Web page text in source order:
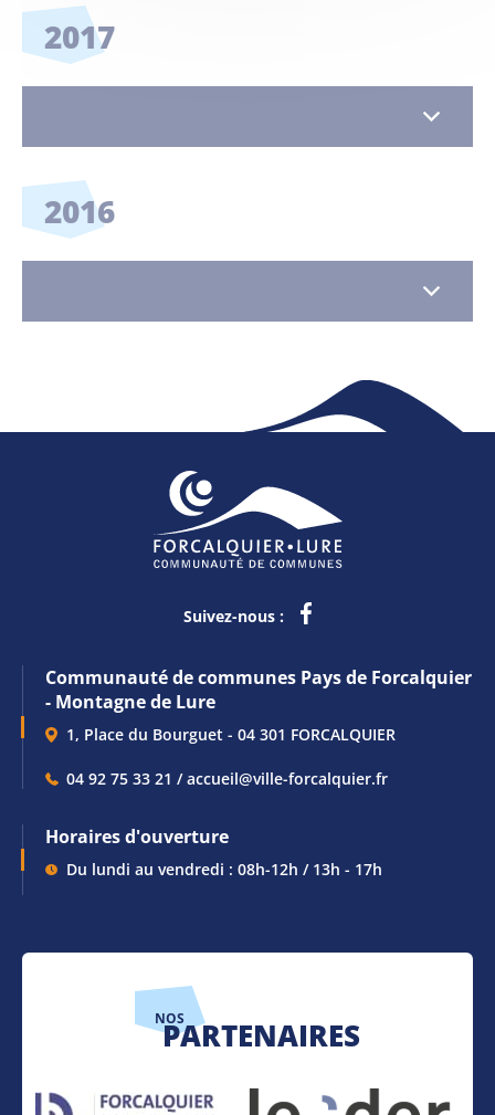
2017
2016
Suivez-nous :
Communauté de communes Pays de Forcalquier
- Montagne de Lure
1, Place du Bourguet - 04 301 FORCALQUIER
04 92 75 33 21 / accueil@ville-forcalquier.fr
Horaires d'ouverture
Du lundi au vendredi : 08h-12h / 13h - 17h
NOS
PARTENAIRES